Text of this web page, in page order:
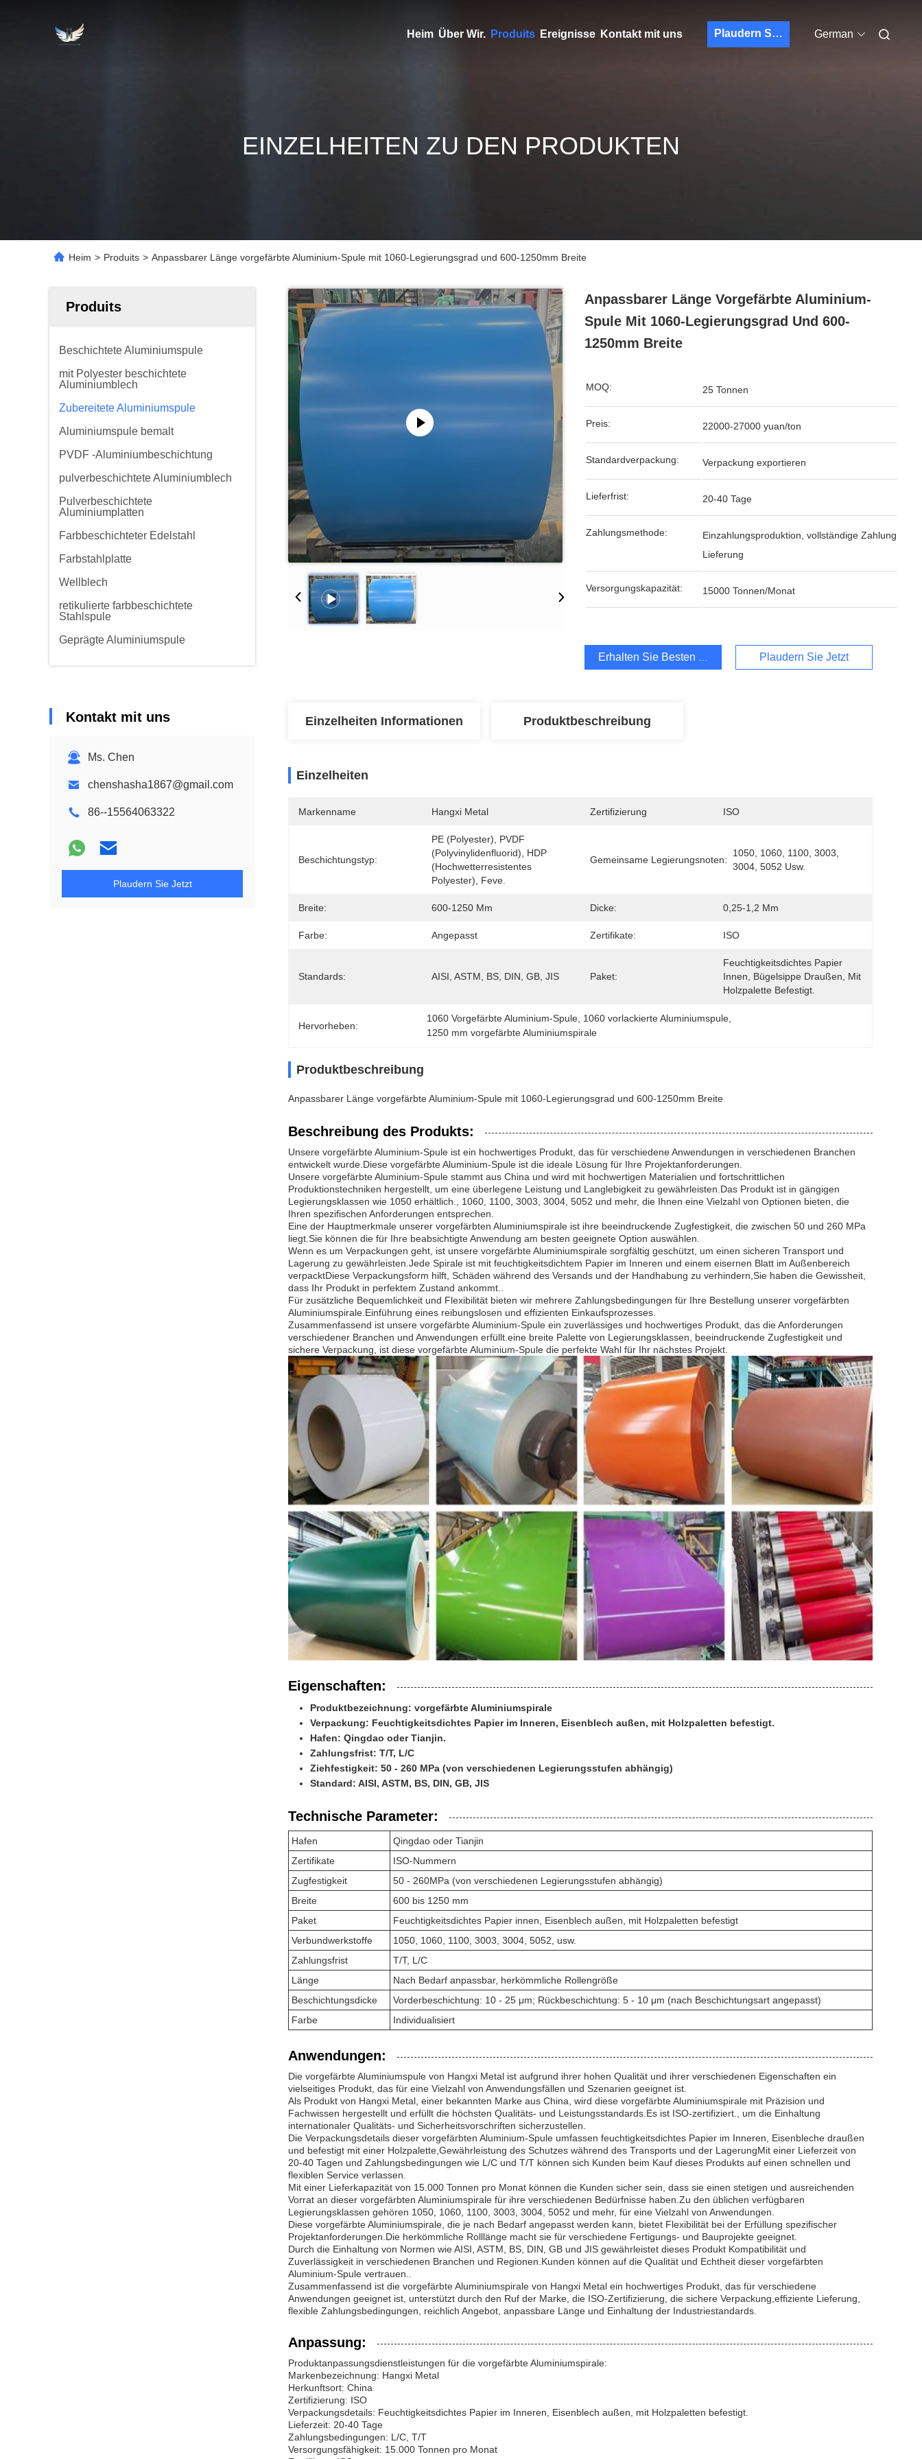
Heim Über Wir. Produits Ereignisse Kontakt mit uns Plaudern Sie Jetzt German
EINZELHEITEN ZU DEN PRODUKTEN
Heim > Produits > Anpassbarer Länge vorgefärbte Aluminium-Spule mit 1060-Legierungsgrad und 600-1250mm Breite
Produits
Beschichtete Aluminiumspule
mit Polyester beschichtete
Aluminiumblech
Zubereitete Aluminiumspule
Aluminiumspule bemalt
PVDF -Aluminiumbeschichtung
pulverbeschichtete Aluminiumblech
Pulverbeschichtete
Aluminiumplatten
Farbbeschichteter Edelstahl
Farbstahlplatte
Wellblech
retikulierte farbbeschichtete
Stahlspule
Geprägte Aluminiumspule
Kontakt mit uns
Ms. Chen
chenshasha1867@gmail.com
86--15564063322
Plaudern Sie Jetzt
Anpassbarer Länge Vorgefärbte Aluminium-
Spule Mit 1060-Legierungsgrad Und 600-
1250mm Breite
MOQ: 25 Tonnen
Preis: 22000-27000 yuan/ton
Standardverpackung: Verpackung exportieren
Lieferfrist: 20-40 Tage
Zahlungsmethode:
Einzahlungsproduktion, vollständige Zahlung
Lieferung
Versorgungskapazität: 15000 Tonnen/Monat
Erhalten Sie Besten Preis Plaudern Sie Jetzt
Einzelheiten Informationen Produktbeschreibung
Einzelheiten
Markenname Hangxi Metal Zertifizierung ISO
Beschichtungstyp:
PE (Polyester), PVDF
(Polyvinylidenfluorid), HDP
(hochwetterresistentes
Polyester), Feve.
Gemeinsame Legierungsnoten:
1050, 1060, 1100, 3003,
3004, 5052 Usw.
Breite: 600-1250 Mm Dicke: 0,25-1,2 Mm
Farbe: Angepasst Zertifikate: ISO
Standards: AISI, ASTM, BS, DIN, GB, JIS Paket:
Feuchtigkeitsdichtes Papier
Innen, Bügelsippe Draußen, Mit
Holzpalette Befestigt.
Hervorheben:
1060 Vorgefärbte Aluminium-Spule 1060 vorlackierte Aluminiumspule
1250 mm vorgefärbte Aluminiumspirale
Produktbeschreibung
Anpassbarer Länge vorgefärbte Aluminium-Spule mit 1060-Legierungsgrad und 600-1250mm Breite
Beschreibung des Produkts:
Unsere vorgefärbte Aluminium-Spule ist ein hochwertiges Produkt, das für verschiedene Anwendungen in verschiedenen Branchen
entwickelt wurde.Diese vorgefärbte Aluminium-Spule ist die ideale Lösung für Ihre Projektanforderungen.
Unsere vorgefärbte Aluminium-Spule stammt aus China und wird mit hochwertigen Materialien und fortschrittlichen
Produktionstechniken hergestellt, um eine überlegene Leistung und Langlebigkeit zu gewährleisten.Das Produkt ist in gängigen
Legierungsklassen wie 1050 erhältlich., 1060, 1100, 3003, 3004, 5052 und mehr, die Ihnen eine Vielzahl von Optionen bieten, die
Ihren spezifischen Anforderungen entsprechen.
Eine der Hauptmerkmale unserer vorgefärbten Aluminiumspirale ist ihre beeindruckende Zugfestigkeit, die zwischen 50 und 260 MPa
liegt.Sie können die für Ihre beabsichtigte Anwendung am besten geeignete Option auswählen.
Wenn es um Verpackungen geht, ist unsere vorgefärbte Aluminiumspirale sorgfältig geschützt, um einen sicheren Transport und
Lagerung zu gewährleisten.Jede Spirale ist mit feuchtigkeitsdichtem Papier im Inneren und einem eisernen Blatt im Außenbereich
verpacktDiese Verpackungsform hilft, Schäden während des Versands und der Handhabung zu verhindern,Sie haben die Gewissheit,
dass Ihr Produkt in perfektem Zustand ankommt..
Für zusätzliche Bequemlichkeit und Flexibilität bieten wir mehrere Zahlungsbedingungen für Ihre Bestellung unserer vorgefärbten
Aluminiumspirale.Einführung eines reibungslosen und effizienten Einkaufsprozesses.
Zusammenfassend ist unsere vorgefärbte Aluminium-Spule ein zuverlässiges und hochwertiges Produkt, das die Anforderungen
verschiedener Branchen und Anwendungen erfüllt.eine breite Palette von Legierungsklassen, beeindruckende Zugfestigkeit und
sichere Verpackung, ist diese vorgefärbte Aluminium-Spule die perfekte Wahl für Ihr nächstes Projekt.
Eigenschaften:
Produktbezeichnung: vorgefärbte Aluminiumspirale
Verpackung: Feuchtigkeitsdichtes Papier im Inneren, Eisenblech außen, mit Holzpaletten befestigt.
Hafen: Qingdao oder Tianjin.
Zahlungsfrist: T/T, L/C
Ziehfestigkeit: 50 - 260 MPa (von verschiedenen Legierungsstufen abhängig)
Standard: AISI, ASTM, BS, DIN, GB, JIS
Technische Parameter:
Hafen
Qingdao oder Tianjin
Zertifikate
ISO-Nummern
Zugfestigkeit
50 - 260MPa (von verschiedenen Legierungsstufen abhängig)
Breite
600 bis 1250 mm
Paket
Feuchtigkeitsdichtes Papier innen, Eisenblech außen, mit Holzpaletten befestigt
Verbundwerkstoffe
1050, 1060, 1100, 3003, 3004, 5052, usw.
Zahlungsfrist
T/T, L/C
Länge
Nach Bedarf anpassbar, herkömmliche Rollengröße
Beschichtungsdicke
Vorderbeschichtung: 10 - 25 μm; Rückbeschichtung: 5 - 10 μm (nach Beschichtungsart angepasst)
Farbe
Individualisiert
Anwendungen:
Die vorgefärbte Aluminiumspule von Hangxi Metal ist aufgrund ihrer hohen Qualität und ihrer verschiedenen Eigenschaften ein
vielseitiges Produkt, das für eine Vielzahl von Anwendungsfällen und Szenarien geeignet ist.
Als Produkt von Hangxi Metal, einer bekannten Marke aus China, wird diese vorgefärbte Aluminiumspirale mit Präzision und
Fachwissen hergestellt und erfüllt die höchsten Qualitäts- und Leistungsstandards.Es ist ISO-zertifiziert., um die Einhaltung
internationaler Qualitäts- und Sicherheitsvorschriften sicherzustellen.
Die Verpackungsdetails dieser vorgefärbten Aluminium-Spule umfassen feuchtigkeitsdichtes Papier im Inneren, Eisenbleche draußen
und befestigt mit einer Holzpalette,Gewährleistung des Schutzes während des Transports und der LagerungMit einer Lieferzeit von
20-40 Tagen und Zahlungsbedingungen wie L/C und T/T können sich Kunden beim Kauf dieses Produkts auf einen schnellen und
flexiblen Service verlassen.
Mit einer Lieferkapazität von 15.000 Tonnen pro Monat können die Kunden sicher sein, dass sie einen stetigen und ausreichenden
Vorrat an dieser vorgefärbten Aluminiumspirale für ihre verschiedenen Bedürfnisse haben.Zu den üblichen verfügbaren
Legierungsklassen gehören 1050, 1060, 1100, 3003, 3004, 5052 und mehr, für eine Vielzahl von Anwendungen.
Diese vorgefärbte Aluminiumspirale, die je nach Bedarf angepasst werden kann, bietet Flexibilität bei der Erfüllung spezifischer
Projektanforderungen.Die herkömmliche Rolllänge macht sie für verschiedene Fertigungs- und Bauprojekte geeignet.
Durch die Einhaltung von Normen wie AISI, ASTM, BS, DIN, GB und JIS gewährleistet dieses Produkt Kompatibilität und
Zuverlässigkeit in verschiedenen Branchen und Regionen.Kunden können auf die Qualität und Echtheit dieser vorgefärbten
Aluminium-Spule vertrauen..
Zusammenfassend ist die vorgefärbte Aluminiumspirale von Hangxi Metal ein hochwertiges Produkt, das für verschiedene
Anwendungen geeignet ist, unterstützt durch den Ruf der Marke, die ISO-Zertifizierung, die sichere Verpackung,effiziente Lieferung,
flexible Zahlungsbedingungen, reichlich Angebot, anpassbare Länge und Einhaltung der Industriestandards.
Anpassung:
Produktanpassungsdienstleistungen für die vorgefärbte Aluminiumspirale:
Markenbezeichnung: Hangxi Metal
Herkunftsort: China
Zertifizierung: ISO
Verpackungsdetails: Feuchtigkeitsdichtes Papier im Inneren, Eisenblech außen, mit Holzpaletten befestigt.
Lieferzeit: 20-40 Tage
Zahlungsbedingungen: L/C, T/T
Versorgungsfähigkeit: 15.000 Tonnen pro Monat